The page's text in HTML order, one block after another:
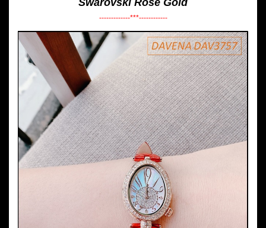
Swarovski Rose Gold
-------------***------------